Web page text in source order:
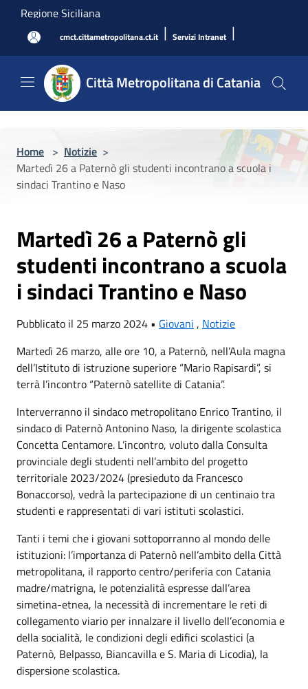
Salta al contenuto principale
Regione Siciliana
cmct.cittametropolitana.ct.it | Servizi Intranet |
Città Metropolitana di Catania
Home > Notizie >
Martedì 26 a Paternò gli studenti incontrano a scuola i
sindaci Trantino e Naso
Martedì 26 a Paternò gli
studenti incontrano a scuola
i sindaci Trantino e Naso
Pubblicato il 25 marzo 2024 • Giovani , Notizie
Martedì 26 marzo, alle ore 10, a Paternò, nell’Aula magna
dell’Istituto di istruzione superiore “Mario Rapisardi”, si
terrà l’incontro “Paternò satellite di Catania”.
Interverranno il sindaco metropolitano Enrico Trantino, il
sindaco di Paternò Antonino Naso, la dirigente scolastica
Concetta Centamore. L’incontro, voluto dalla Consulta
provinciale degli studenti nell’ambito del progetto
territoriale 2023/2024 (presieduto da Francesco
Bonaccorso), vedrà la partecipazione di un centinaio tra
studenti e rappresentati di vari istituti scolastici.
Tanti i temi che i giovani sottoporranno al mondo delle
istituzioni: l’importanza di Paternò nell’ambito della Città
metropolitana, il rapporto centro/periferia con Catania
madre/matrigna, le potenzialità espresse dall’area
simetina-etnea, la necessità di incrementare le reti di
collegamento viario per innalzare il livello dell’economia e
della socialità, le condizioni degli edifici scolastici (a
Paternò, Belpasso, Biancavilla e S. Maria di Licodia), la
dispersione scolastica.